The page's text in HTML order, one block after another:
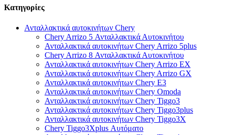
Κατηγορίες
Ανταλλακτικά αυτοκινήτων Chery
Chery Arrizo 5 Ανταλλακτικά Αυτοκινήτου
Ανταλλακτικά αυτοκινήτων Chery Arrizo 5plus
Chery Arrizo 8 Ανταλλακτικά Αυτοκινήτου
Ανταλλακτικά αυτοκινήτων Chery Arrizo EX
Ανταλλακτικά αυτοκινήτων Chery Arrizo GX
Ανταλλακτικά αυτοκινήτων Chery E3
Ανταλλακτικά αυτοκινήτων Chery Omoda
Ανταλλακτικά αυτοκινήτων Chery Tiggo3
Ανταλλακτικά αυτοκινήτων Chery Tiggo3plus
Ανταλλακτικά αυτοκινήτων Chery Tiggo3X
Chery Tiggo3Xplus Αυτόματο